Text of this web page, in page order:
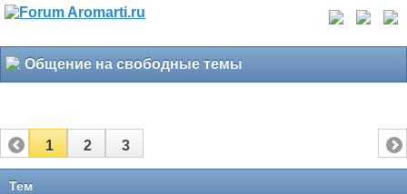
Общение на свободные темы
1 2 3
Тем